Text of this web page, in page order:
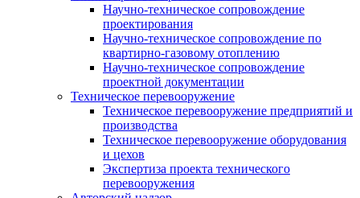
Научно-техническое сопровождение
проектирования
Научно-техническое сопровождение по
квартирно-газовому отоплению
Научно-техническое сопровождение
проектной документации
Техническое перевооружение
Техническое перевооружение предприятий и
производства
Техническое перевооружение оборудования
и цехов
Экспертиза проекта технического
перевооружения